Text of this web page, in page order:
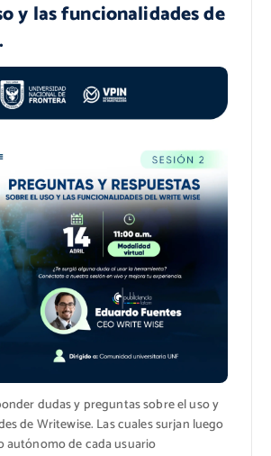
y las funcionalidades de
dudas y preguntas sobre el uso y
de Writewise. Las cuales surjan luego
autónomo de cada usuario